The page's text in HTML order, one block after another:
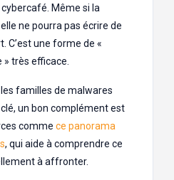
Même si la
ne pourra pas écrire de
C’est une forme de «
très efficace.
familles de malwares
un bon complément est
comme ce panorama
, qui aide à comprendre ce
à affronter.